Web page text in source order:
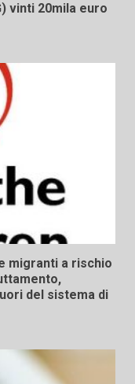
vinti 20mila euro
migranti a rischio
del sistema di